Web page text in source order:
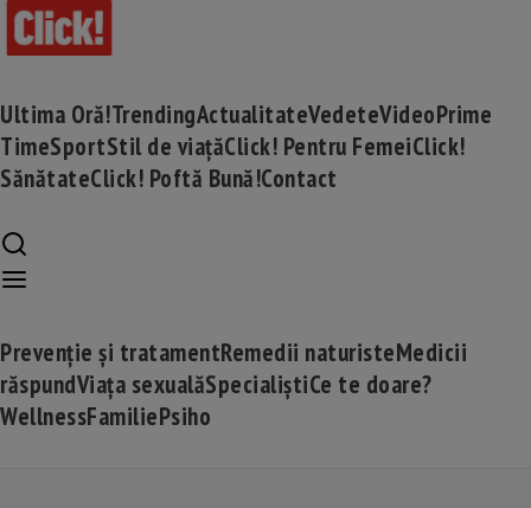
Ultima Oră!TrendingActualitateVedeteVideoPrime
TimeSportStil de viațăClick! Pentru FemeiClick!
SănătateClick! Poftă Bună!Contact
Prevenție și tratamentRemedii naturisteMedicii
răspundViața sexualăSpecialiștiCe te doare?
WellnessFamiliePsiho